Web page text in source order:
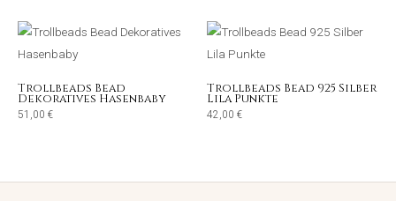
Trollbeads Bead
Dekoratives Hasenbaby
51,00 €
Trollbeads Bead 925 Silber
Lila Punkte
42,00 €